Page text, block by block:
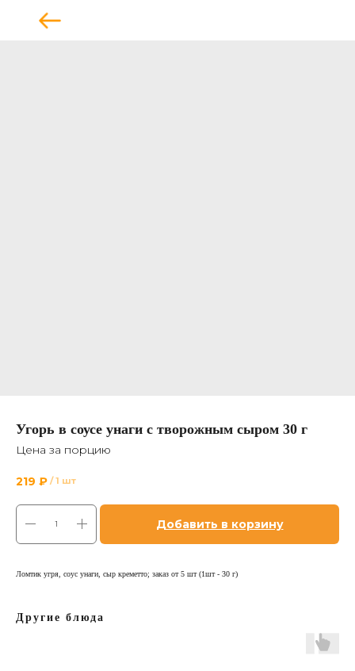
Угорь в соусе унаги с творожным сыром 30 г
Цена за порцию
219 ₽ / 1 шт
Добавить в корзину
Ломтик угря, соус унаги, сыр креметто; заказ от 5 шт (1шт - 30 г)
Другие блюда